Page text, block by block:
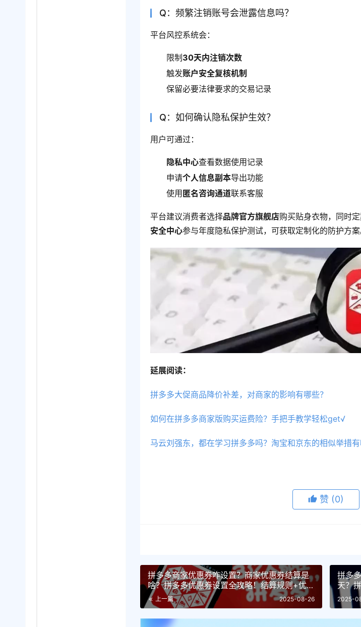
Q：频繁注销账号会泄露信息吗？
平台风控系统会：
限制30天内注销次数
触发账户安全复核机制
保留必要法律要求的交易记录
Q：如何确认隐私保护生效？
用户可通过：
隐私中心查看数据使用记录
申请个人信息副本导出功能
使用匿名咨询通道联系客服
平台建议消费者选择品牌官方旗舰店购买贴身衣物，同时
安全中心参与年度隐私保护测试，可获取定制化的防护方案
延展阅读：
拼多多大促商品降价补差，对商家的影响有哪些？
如何在拼多多商家版购买运费险？手把手教学轻松get√
马云刘强东，都在学习拼多多吗？淘宝和京东的相似举措有
赞 (0)
拼多多商家优惠券咋设置？商家优惠券结算是
啥？拼多多优惠券设置全攻略！结算规则+优
化技巧，让每张券都赚钱！
上一篇 2025-08-26
拼多
天？
次限
2025-